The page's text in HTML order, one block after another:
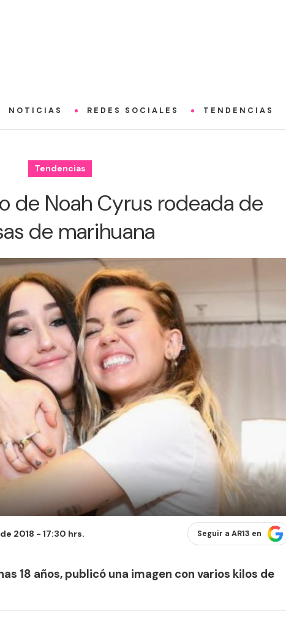
NOTICIAS REDES SOCIALES TENDENCIAS
Tendencias
de Noah Cyrus rodeada de
de marihuana
2018 - 17:30 hrs. Seguir a AR13 en
18 años, publicó una imagen con varios kilos de